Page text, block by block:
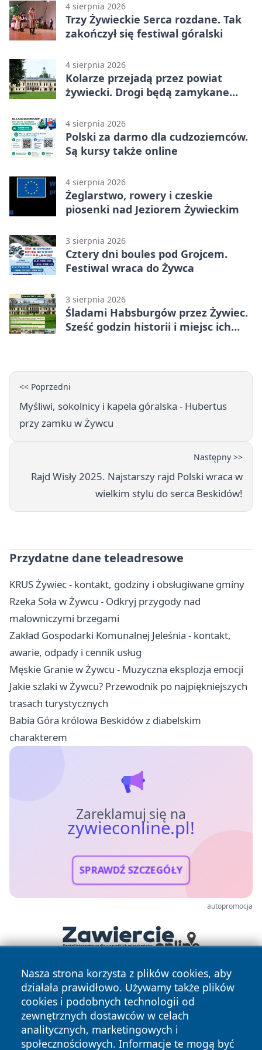
4 sierpnia 2026
Trzy Żywieckie Serca rozdane. Tak
zakończył się festiwal góralski
4 sierpnia 2026
Kolarze przejadą przez powiat
żywiecki. Drogi będą zamykane
4 sierpnia 2026
Polski za darmo dla cudzoziemców.
Są kursy także online
4 sierpnia 2026
Żeglarstwo, rowery i czeskie
piosenki nad Jeziorem Żywieckim
3 sierpnia 2026
Cztery dni boules pod Grojcem.
Festiwal wraca do Żywca
3 sierpnia 2026
Śladami Habsburgów przez Żywiec.
Sześć godzin historii i miejsc ich
<< Poprzedni
Myśliwi, sokolnicy i kapela góralska - Hubertus
przy zamku w Żywcu
Następny >>
Rajd Wisły 2025. Najstarszy rajd Polski wraca w
wielkim stylu do serca Beskidów!
Przydatne dane teleadresowe
KRUS Żywiec - kontakt, godziny i obsługiwane gminy
Rzeka Soła w Żywcu - Odkryj przygody nad
malowniczymi brzegami
Zakład Gospodarki Komunalnej Jeleśnia - kontakt,
awarie, odpady i cennik usług
Męskie Granie w Żywcu - Muzyczna eksplozja emocji
Jakie szlaki w Żywcu? Przewodnik po najpiękniejszych
trasach turystycznych
Babia Góra królowa Beskidów z diabelskim
charakterem
Zareklamuj się na
zywieconline.pl!
SPRAWDŹ SZCZEGÓŁY
autopromocja
Nasza strona korzysta z plików cookies, aby
działała prawidłowo. Używamy także plików
cookies i podobnych technologii od
zewnętrznych dostawców w celach
analitycznych, marketingowych i
społecznościowych. Informacje te mogą być